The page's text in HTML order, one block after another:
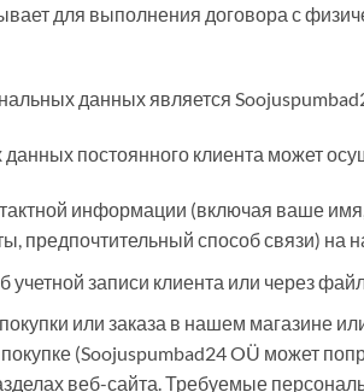
для выполнения договора с
данных является
постоянного клиента может
информации (включая ваше
предпочтительный способ связи)
учетной записи клиента или через
или заказа в нашем магазине
(Soojuspumbad24 OÜ может
веб-сайта. Требуемые